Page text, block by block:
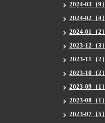
2024-03（9）
2024-02（4）
2024-01（2）
2023-12（3）
2023-11（2）
2023-10（2）
2023-09（1）
2023-08（1）
2023-07（5）